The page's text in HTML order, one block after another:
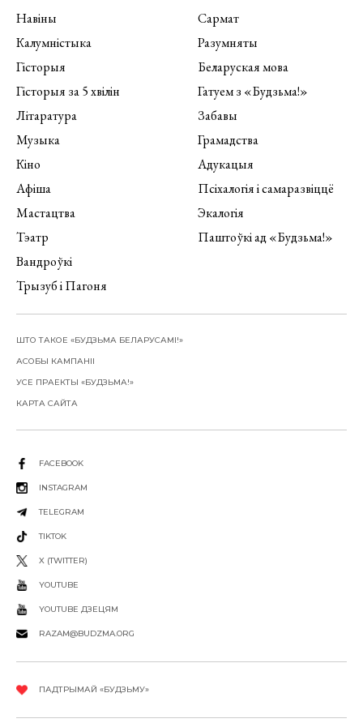
Навіны
Калумністыка
Гісторыя
Гісторыя за 5 хвілін
Літаратура
Музыка
Кіно
Афіша
Мастацтва
Тэатр
Вандроўкі
Трызуб і Пагоня
Сармат
Разумняты
Беларуская мова
Гатуем з «Будзьма!»
Забавы
Грамадства
Адукацыя
Псіхалогія і самаразвіццё
Экалогія
Паштоўкі ад «Будзьма!»
ШТО ТАКОЕ «БУДЗЬМА БЕЛАРУСАМІ!»
АСОБЫ КАМПАНІІ
УСЕ ПРАЕКТЫ «БУДЗЬМА!»
КАРТА САЙТА
FACEBOOK
INSTAGRAM
TELEGRAM
TIKTOK
X (TWITTER)
YOUTUBE
YOUTUBE ДЗЕЦЯМ
RAZAM@BUDZMA.ORG
ПАДТРЫМАЙ «БУДЗЬМУ»